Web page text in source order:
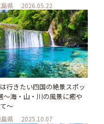
県 2026.05.22
行きたい四国の絶景スポッ
〜海・山・川の風景に癒や
〜
県 2025.10.07